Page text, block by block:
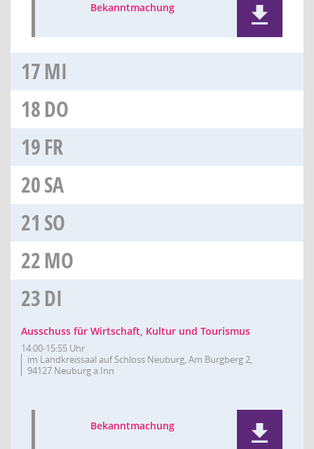
Bekanntmachung
17MI
18DO
19FR
20SA
21 SO
22MO
23DI
Ausschuss für Wirtschaft, Kultur und Tourismus
14:00-15:55 Uhr
im Landkreissaal auf Schloss Neuburg, Am Burgberg 2,
94127 Neuburg a.Inn
Bekanntmachung